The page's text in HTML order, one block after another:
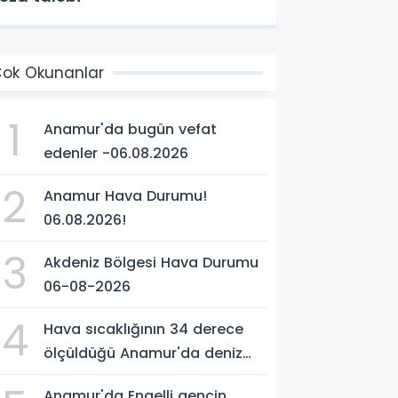
Okunanlar
1
Anamur'da bugün vefat
edenler -06.08.2026
2
Anamur Hava Durumu!
06.08.2026!
3
Akdeniz Bölgesi Hava Durumu
06-08-2026
4
Hava sıcaklığının 34 derece
ölçüldüğü Anamur'da deniz